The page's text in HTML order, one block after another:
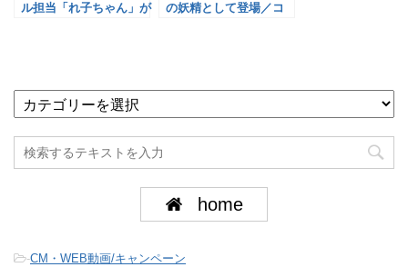
ル担当「れ子ちゃん」が
の妖精として登場／コ
home
-CM・WEB動画/キャンペーン